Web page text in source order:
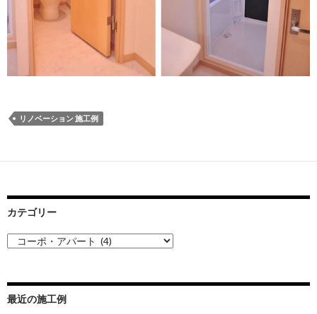
リノベーション 施工例
カテゴリー
テ
最近の施工例